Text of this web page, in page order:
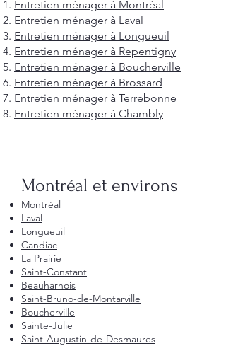
Entretien ménager à Montréal
Entretien ménager à Laval
Entretien ménager à Longueuil
Entretien ménager à Repentigny
Entretien ménager à Boucherville
Entretien ménager à Brossard
Entretien ménager à Terrebonne
Entretien ménager à Chambly
Montréal et environs
Montréal
Laval
Longueuil
Candiac
La Prairie
Saint-Constant
Beauharnois
Saint-Bruno-de-Montarville
Boucherville
Sainte-Julie
Saint-Augustin-de-Desmaures